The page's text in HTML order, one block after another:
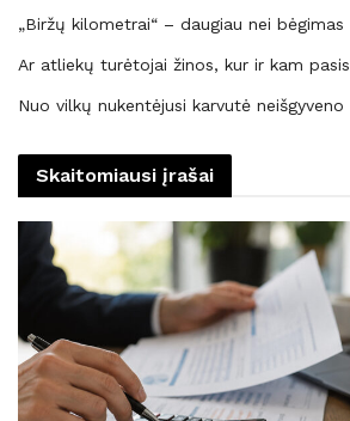
„Biržų kilometrai“ – daugiau nei bėgimas
Ar atliekų turėtojai žinos, kur ir kam
Nuo vilkų nukentėjusi karvutė neišgyveno
Skaitomiausi įrašai